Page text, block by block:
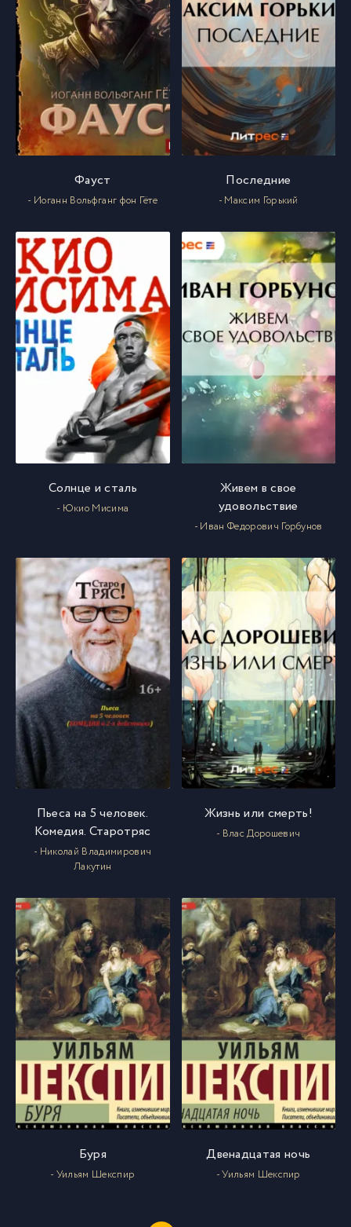
Фауст
- Иоганн Вольфганг фон Гёте
Последние
- Максим Горький
Солнце и сталь
- Юкио Мисима
Живем в свое
удовольствие
- Иван Федорович Горбунов
Пьеса на 5 человек.
Комедия. Старотряс
- Николай Владимирович
Лакутин
Жизнь или смерть!
- Влас Дорошевич
Буря
- Уильям Шекспир
Двенадцатая ночь
- Уильям Шекспир